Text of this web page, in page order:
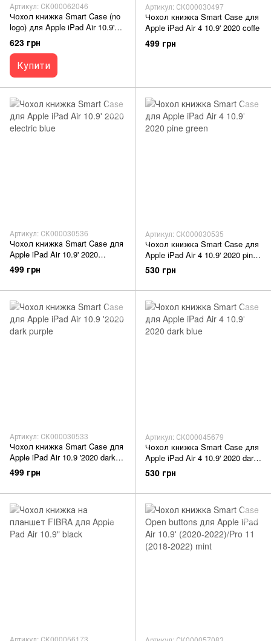
Артикул: СК000062046
Чохол книжка Smart Case (no
logo) для Apple iPad Air 10.9'
(2020-2022)/Air 11' 2024 red
623 грн
Купити
Артикул: СК000030497
Чохол книжка Smart Case для
Apple iPad Air 4 10.9' 2020 coffe
499 грн
Артикул: СК000030536
Чохол книжка Smart Case для
Apple iPad Air 10.9' 2020
electric blue
499 грн
Артикул: СК000030535
Чохол книжка Smart Case для
Apple iPad Air 4 10.9' 2020 pine
green
530 грн
Артикул: СК000030533
Чохол книжка Smart Case для
Apple iPad Air 10.9 '2020 dark
purple
499 грн
Артикул: СК000045679
Чохол книжка Smart Case для
Apple iPad Air 4 10.9' 2020 dark
blue
530 грн
Артикул: СК000056173